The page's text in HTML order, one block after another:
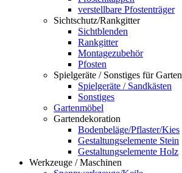
verstellbare Pfostenträger
Sichtschutz/Rankgitter
Sichtblenden
Rankgitter
Montagezubehör
Pfosten
Spielgeräte / Sonstiges für Garten
Spielgeräte / Sandkästen
Sonstiges
Gartenmöbel
Gartendekoration
Bodenbeläge/Pflaster/Kies
Gestaltungselemente Stein
Gestaltungselemente Holz
Werkzeuge / Maschinen